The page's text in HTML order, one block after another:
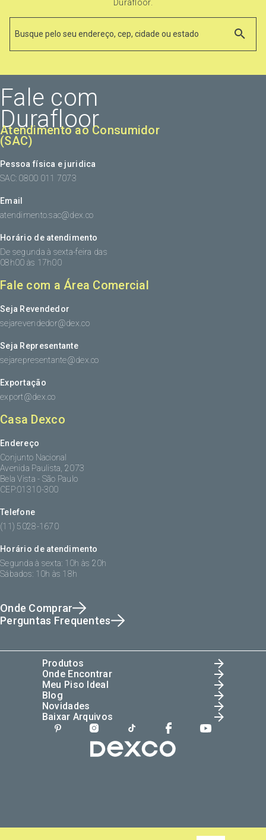
Durafloor.
Fale com
Durafloor
Atendimento ao Consumidor
(SAC)
Pessoa física e juridica
SAC: 0800 011 7073
Email
atendimento.sac@dex.co
Horário de atendimento
De segunda à sexta-feira das
08h00 às 17h00
Fale com a Área Comercial
Seja Revendedor
sejarevendedor@dex.co
Seja Representante
sejarepresentante@dex.co
Exportação
export@dex.co
Casa Dexco
Endereço
Conjunto Nacional
Avenida Paulista, 2073
Bela Vista - São Paulo
CEP:01310-300
Telefone
(11) 5028-1670
Horário de atendimento
Segunda à sexta: 10h às 20h
Sábados: 10h às 18h
Onde Comprar
Perguntas Frequentes
Produtos
Onde Encontrar
Meu Piso Ideal
Blog
Novidades
Baixar Arquivos